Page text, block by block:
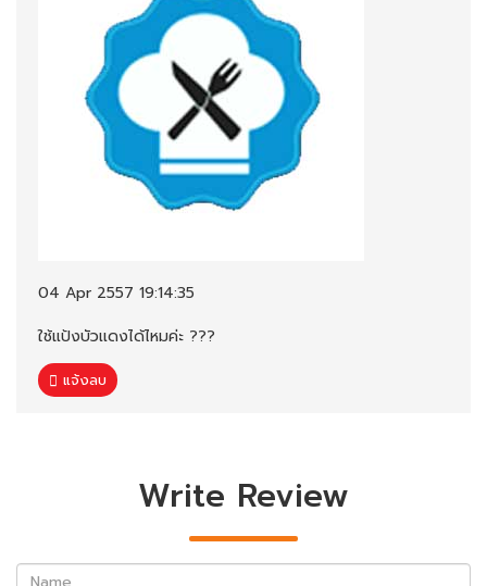
04 Apr 2557 19:14:35
ใช้แป้งบัวเเดงได้ไหมค่ะ ???
แจ้งลบ
Write Review
Name